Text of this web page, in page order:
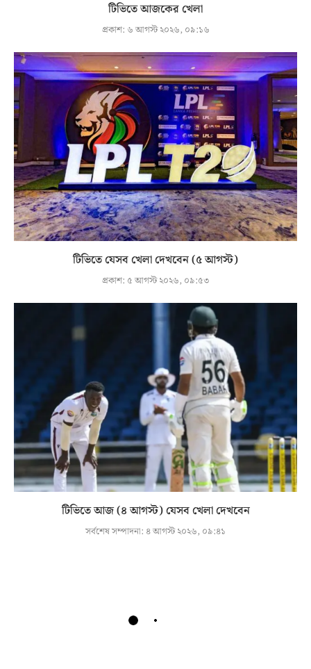
টিভিতে আজকের খেলা
প্রকাশ: ৬ আগস্ট ২০২৬, ০৯:১৬
টিভিতে যেসব খেলা দেখবেন (৫ আগস্ট)
প্রকাশ: ৫ আগস্ট ২০২৬, ০৯:৫৩
টিভিতে আজ (৪ আগস্ট) যেসব খেলা দেখবেন
সর্বশেষ সম্পাদনা: ৪ আগস্ট ২০২৬, ০৯:৪১